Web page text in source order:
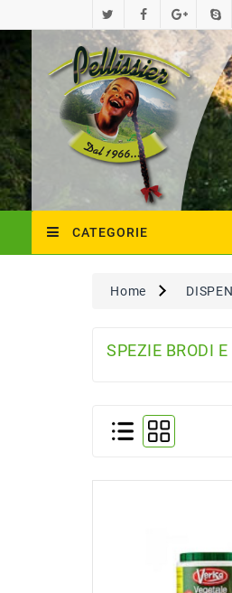
CATEGORIE
Home
SPEZIE BRODI